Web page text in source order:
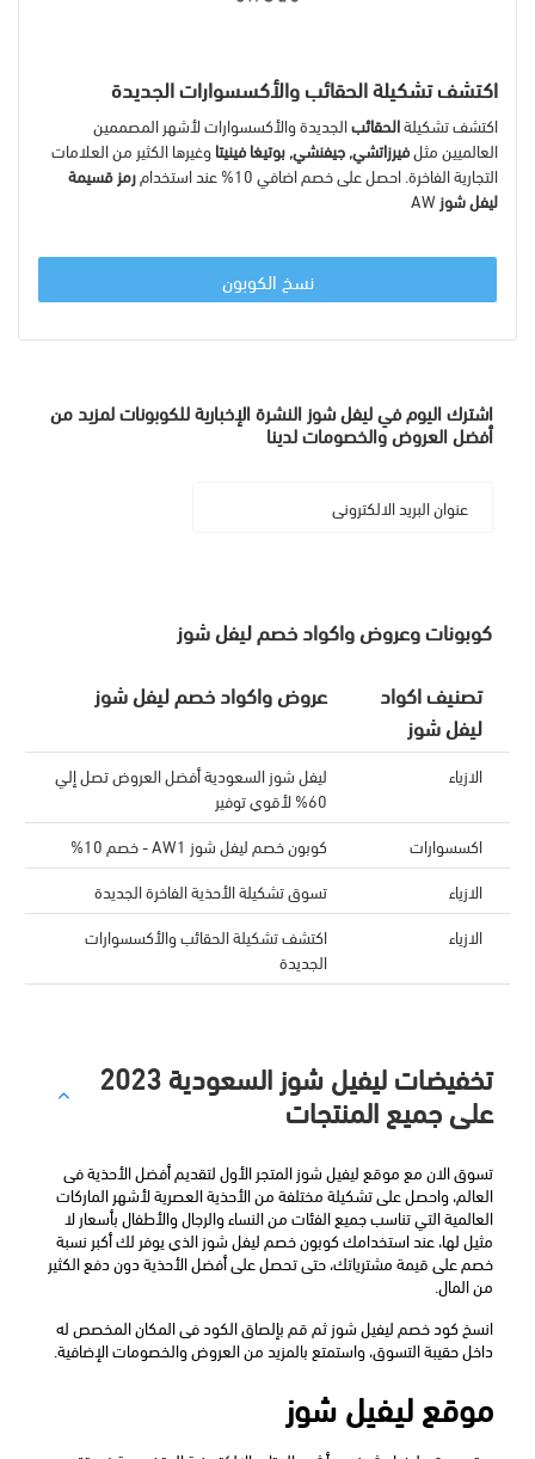
اكتشف تشكيلة الحقائب والأكسسوارات الجديدة
اكتشف تشكيلةالحقائبالجديدة والأكسسوارات لأشهر المصممين
العالميين مثلفيرزاتشي, جيفنشي, بوتيغا فينيتاوغيرها الكثير من العلامات
التجارية الفاخرة. احصل على خصم اضافي 10% عند استخدام
رمز قسيمة
ليفل شوز
نسخ الكوبون
اشترك اليوم في ليفل شوز النشرة الإخبارية للكوبونات لمزيد من
أفضل العروض والخصومات لدينا
كوبونات وعروض واكواد خصم ليفل شوز
تصنيف اكواد
ليفل شوز
عروض واكواد خصم ليفل شوز
الازياء
ليفل شوز السعودية أفضل العروض تصل إلي
60% لأقوي توفير
اكسسوارات
كوبون خصم ليفل شوز AW1 - خصم 10%
الازياء
تسوق تشكيلة الأحذية الفاخرة الجديدة
الازياء
اكتشف تشكيلة الحقائب والأكسسوارات
الجديدة
تخفيضات ليفيل شوز السعودية 2023
على جميع المنتجات
من المال.
داخل حقيبة التسوق، واستمتع بالمزيد من العروض والخصومات الإضافية.
موقع ليفيل شوز